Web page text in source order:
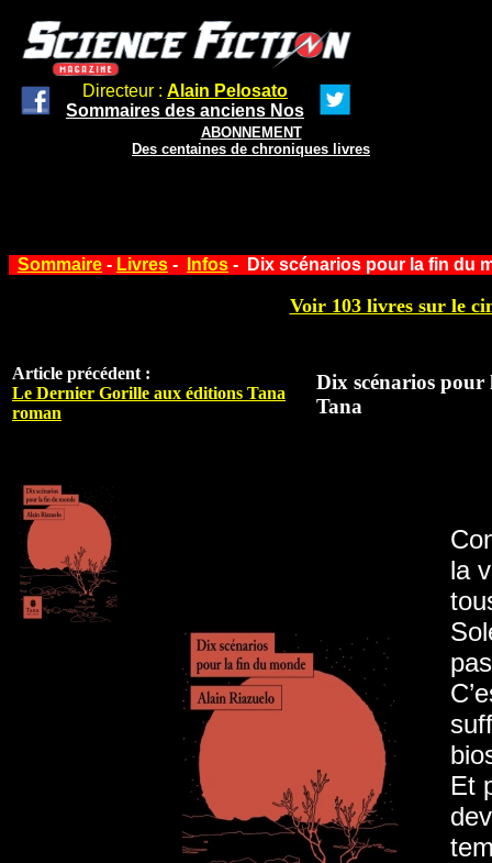
Directeur : Alain Pelosato
Sommaires des anciens Nos
ABONNEMENT
Des centaines de chroniques livres
Sommaire - Livres - Infos - Dix scénarios pour la fin du
Voir 103 livres sur le
Article précédent :
Le Dernier Gorille aux éditions Tana
roman
Dix scénarios
Tana
la
Et